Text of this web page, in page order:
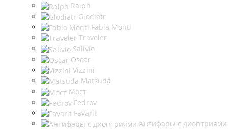
Ralph
Glodiatr
Fabia Monti
Traveler
Salivio
Oscar
Vizzini
Matsuda
Мост
Fedrov
Favarit
Антифары с диоптриями